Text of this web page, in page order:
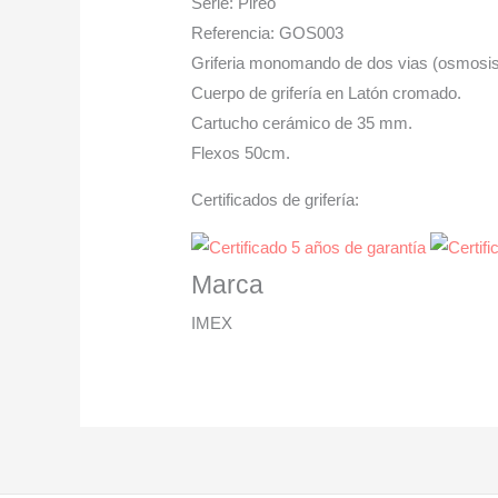
Referencia: GOS003
Griferia monomando de dos vias
Cuerpo de grifería en Latón cromado.
Cartucho cerámico de 35 mm.
Flexos 50cm.
Certificados de grifería:
Marca
IMEX